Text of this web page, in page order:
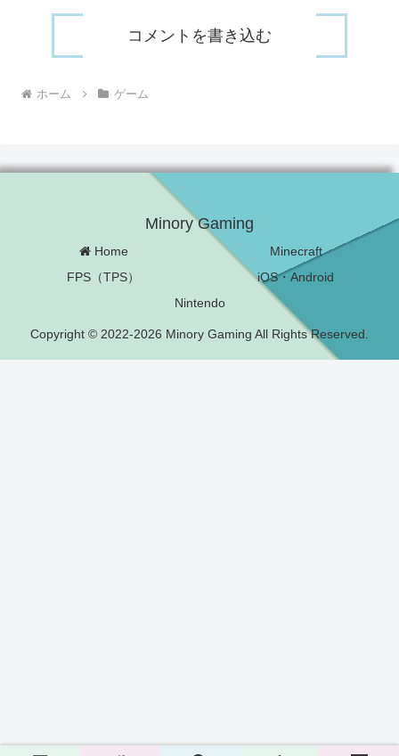
コメントを書き込む
ホーム ゲーム
Minory Gaming
Home
Minecraft
FPS（TPS）
iOS・Android
Nintendo
Copyright © 2022-2026 Minory Gaming All Rights Reserved.